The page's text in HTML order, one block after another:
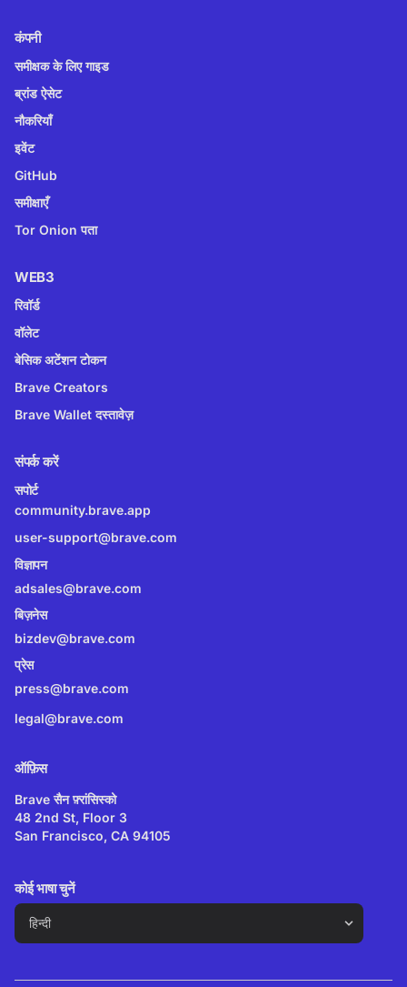
कंपनी
समीक्षक के लिए गाइड
ब्रांड ऐसेट
नौकरियाँ
इवेंट
GitHub
समीक्षाएँ
Tor Onion पता
WEB3
रिवॉर्ड
वॉलेट
बेसिक अटेंशन टोकन
Brave Creators
Brave Wallet दस्तावेज़
संपर्क करें
सपोर्ट
community.brave.app
user-support@brave.com
विज्ञापन
adsales@brave.com
बिज़नेस
bizdev@brave.com
प्रेस
press@brave.com
legal@brave.com
ऑफ़िस
Brave सैन फ़्रांसिस्को
48 2nd St, Floor 3
San Francisco, CA 94105
कोई भाषा चुनें